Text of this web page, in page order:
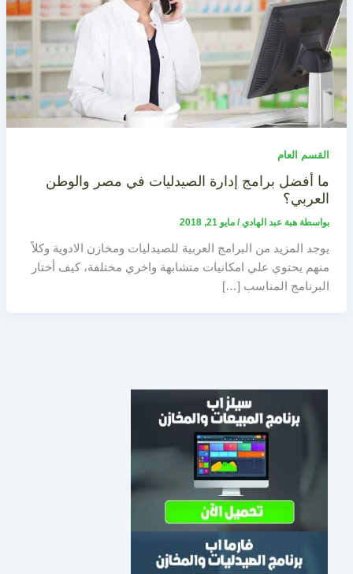
القسم العام
ما أفضل برامج إدارة الصيدليات في مصر والوطن
العربي؟
بواسطة هبة عبد الهادي/ مايو 21, 2018
يوجد المزيد من البرامج العربية للصيدليات ومخازن الادوية وكلاً
منهم يحتوي علي امكانيات متشابهة واخري مختلفة، كيف أختار
البرنامج المناسب […]